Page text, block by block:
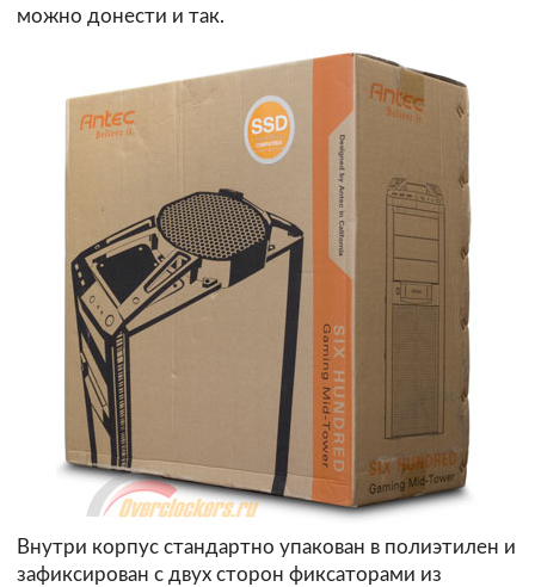
можно донести и так.
Внутри корпус стандартно упакован в полиэтилен и
зафиксирован с двух сторон фиксаторами из